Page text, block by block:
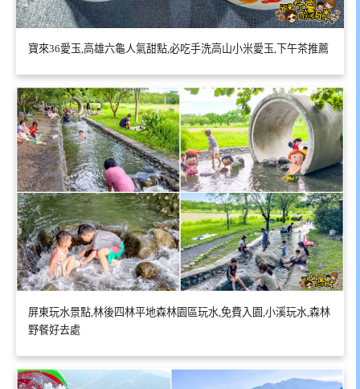
寶來36愛玉,高雄六龜人氣甜點,必吃手洗高山小米愛玉,下午茶推薦
屏東玩水景點,林後四林平地森林園區玩水,免費入園,小溪玩水,森林
野餐好去處